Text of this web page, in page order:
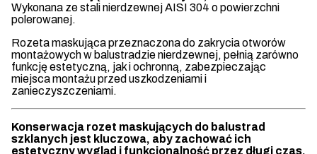
Wykonana ze stali nierdzewnej AISI 304 o powierzchni
polerowanej.
Rozeta maskująca przeznaczona do zakrycia otworów
montażowych w balustradzie nierdzewnej, pełnią zarówno
funkcję estetyczną, jak i ochronną, zabezpieczając
miejsca montażu przed uszkodzeniami i
zanieczyszczeniami.
Konserwacja rozet maskujących do balustrad
szklanych jest kluczowa, aby zachować ich
estetyczny wygląd i funkcjonalność przez długi czas.